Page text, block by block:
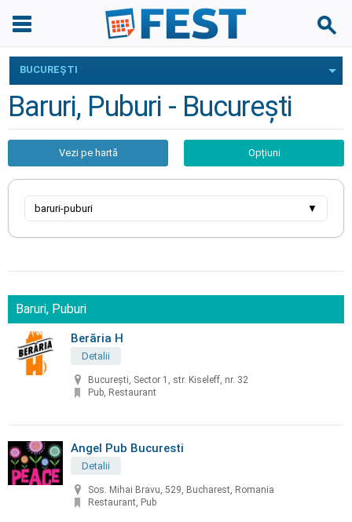
BUCUREŞTI
Baruri, Puburi - Bucureşti
Vezi pe hartă Opțiuni
baruri-puburi ▼
Baruri, Puburi
Berăria H
Detalii
București, Sector 1, str. Kiseleff, nr. 32
Pub, Restaurant
Angel Pub Bucuresti
Detalii
Sos. Mihai Bravu, 529, Bucharest, Romania
Restaurant, Pub